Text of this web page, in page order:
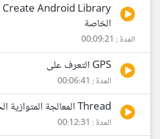
الخاصة
المدة : 00:09:21
GPS التعرف على
المدة : 00:06:41
Thread المعالجة المتوازية الجزء الأول
المدة : 00:12:31